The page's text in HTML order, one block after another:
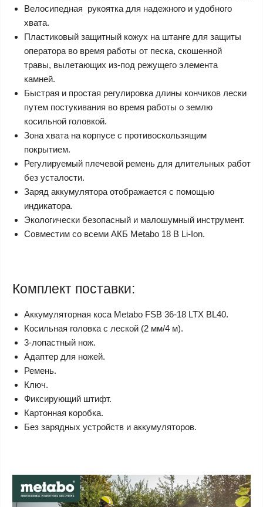
Велосипедная рукоятка для надежного и удобного
хвата.
Пластиковый защитный кожух на штанге для защиты
оператора во время работы от песка, скошенной
травы, вылетающих из-под режущего элемента
камней.
Быстрая и простая регулировка длины кончиков лески
путем постукивания во время работы о землю
косильной головкой.
Зона хвата на корпусе с противоскользящим
покрытием.
Регулируемый плечевой ремень для длительных работ
без усталости.
Заряд аккумулятора отображается с помощью
индикатора.
Экологически безопасный и малошумный инструмент.
Совместим со всеми АКБ Metabo 18 В Li-Ion.
Комплект поставки:
Аккумуляторная коса Metabo FSB 36-18 LTX BL40.
Косильная головка с леской (2 мм/4 м).
3-лопастный нож.
Адаптер для ножей.
Ремень.
Ключ.
Фиксирующий штифт.
Картонная коробка.
Без зарядных устройств и аккумуляторов.